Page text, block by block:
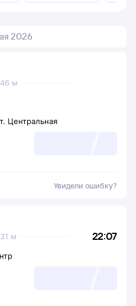
2026
46 м
Центральная
Увидели ошибку?
22:07
31 м